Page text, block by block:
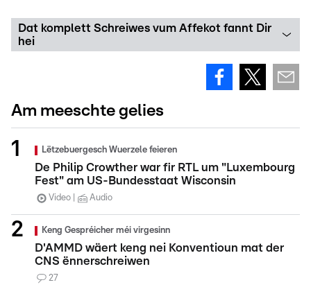
Dat komplett Schreiwes vum Affekot fannt Dir
hei
Am meeschte gelies
Lëtzebuergesch Wuerzele feieren
De Philip Crowther war fir RTL um "Luxembourg
Fest" am US-Bundesstaat Wisconsin
Video Audio
Keng Gespréicher méi virgesinn
D'AMMD wäert keng nei Konventioun mat der
CNS ënnerschreiwen
27